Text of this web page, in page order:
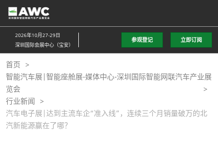
直
接
跳
至
内
容
2026年10月27-29日
深圳国际会展中心（宝安）
参观登记 立即订阅
首页
智能汽车展|智能座舱展-媒体中心-深圳国际智能网联汽车产业展
览会
行业新闻
汽车电子展|达到主流车企“准入线”，连续三个月销量破万的北
汽新能源赢在了哪？